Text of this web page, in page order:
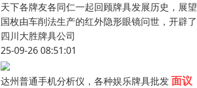
天下各牌友各同仁一起回顾牌具发展历史，展
国枚由车削法生产的红外隐形眼镜问世，开辟
四川大胜牌具公司
25-09-26 08:51:01
达州普通手机分析仪，各种娱乐牌具批发面议